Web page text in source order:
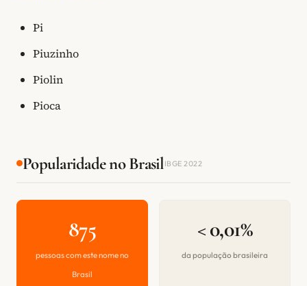
Pi
Piuzinho
Piolin
Pioca
Popularidade no BrasilIBGE 2022
875
pessoas com este nome no
Brasil
< 0,01%
da população brasileira